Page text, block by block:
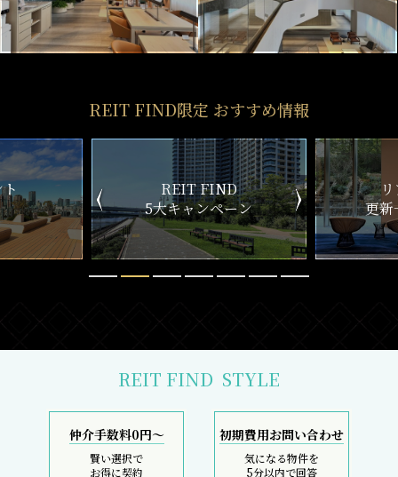
REIT FIND限定 おすすめ情報
ン
リアルタイム
更新一覧チェック
新
REIT FIND STYLE
仲介手数料0円～
賢い選択で
お得に契約
初期費用お問い合わせ
気になる物件を
5分以内で回答